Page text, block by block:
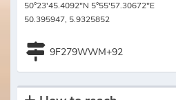
50°23'45.4092"N 5°55'57.30672"E
50.395947, 5.9325852
9F279WWM+92